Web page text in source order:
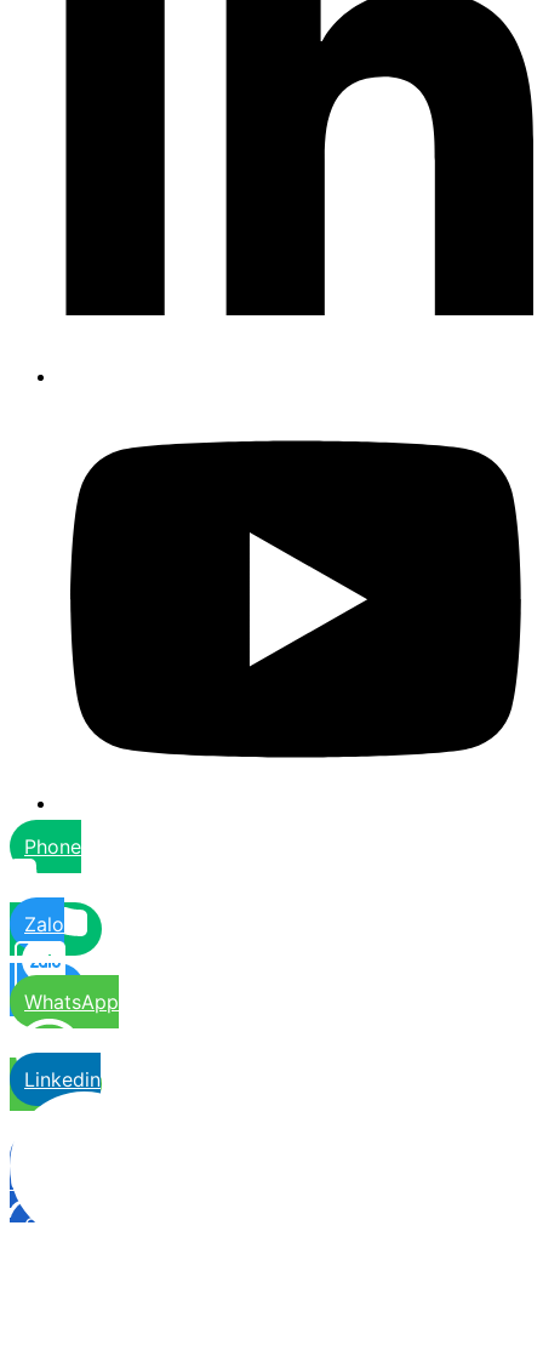
Phone
Zalo
WhatsApp
Linkedin
Us
Close